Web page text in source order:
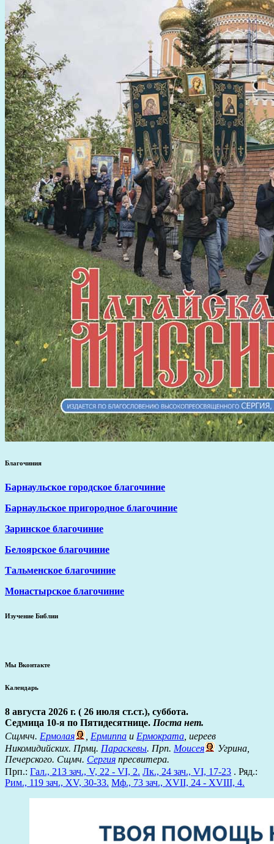
Благочиния
Барнаульское городское благочиние
Барнаульское пригородное благочиние
Заринское благочиние
Белоярское благочиние
Тальменское благочиние
Монастырское благочиние
Изучение Библии
Мы Вконтакте
Календарь
8 августа 2026 г. ( 26 июля ст.ст.), суббота.
Седмица 10-я по Пятидесятнице. Поста нет.
Сщмчч. Ермолая Ермиппа и Ермократа , иереев
Никомидийских. Прмц. Параскевы. Прп. Моисея
Угрина,
Печерского. Сщмч. Сергия пресвитера.
Прп.: Гал., 213 зач., V, 22 - VI, 2. Лк., 24 зач., VI, 17-23 . Ряд.:
Рим., 119 зач., XV, 30-33. Мф., 73 зач., XVII, 24 - XVIII, 4.